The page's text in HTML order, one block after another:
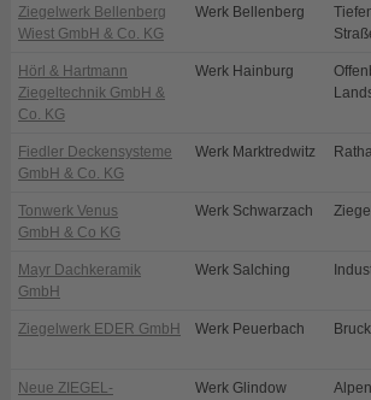
Ziegelwerk Bellenberg
Wiest GmbH & Co. KG
Werk Bellenberg
Hörl & Hartmann
Ziegeltechnik GmbH &
Co. KG
Werk Hainburg
Fiedler Deckensysteme
GmbH & Co. KG
Werk Marktredwitz
Tonwerk Venus
GmbH & Co KG
Werk Schwarzach
Mayr Dachkeramik
GmbH
Werk Salching
Ziegelwerk EDER GmbH Werk Peuerbach
Neue ZIEGEL-
Werk Glindow